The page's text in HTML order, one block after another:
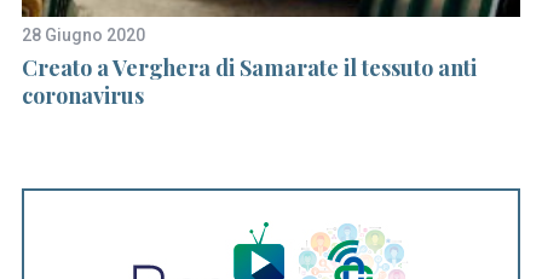
28 Giugno 2020
Creato a Verghera di Samarate il tessuto anti
coronavirus